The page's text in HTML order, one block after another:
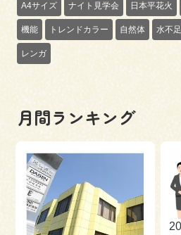
A4サイズ ナイト見学会 日本平花火
機能 トレンドカラー 自然体 水不足
レンガ
月間ランキング